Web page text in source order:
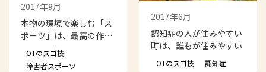
2017年9月
本物の環境で楽しむ「ス
ポーツ」は、最高の作業
療法
OTのスゴ技
障害者スポーツ
2017年6月
認知症の人が住みやすい
町は、誰もが住みやすい
OTのスゴ技 認知症